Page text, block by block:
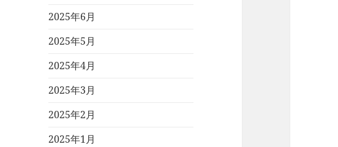
2025年6月
2025年5月
2025年4月
2025年3月
2025年2月
2025年1月